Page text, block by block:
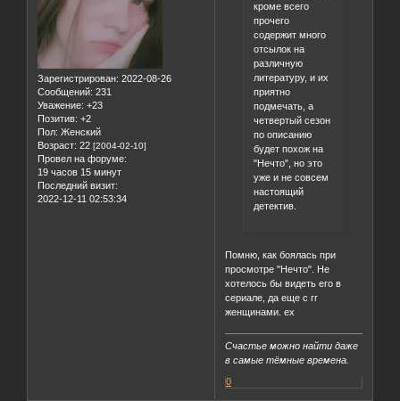
Зарегистрирован: 2022-08-26
Сообщений: 231
Уважение: +23
Позитив: +2
Пол: Женский
Возраст: 22 [2004-02-10]
Провел на форуме:
19 часов 15 минут
Последний визит:
2022-12-11 02:53:34
кроме всего
прочего
содержит много
отсылок на
различную
литературу, и их
приятно
подмечать, а
четвертый сезон
по описанию
будет похож на
"Нечто", но это
уже и не совсем
настоящий
детектив.
Помню, как боялась при
просмотре "Нечто". Не
хотелось бы видеть его в
сериале, да еще с гг
женщинами. ех
Счастье можно найти даже
в самые тёмные времена.
0